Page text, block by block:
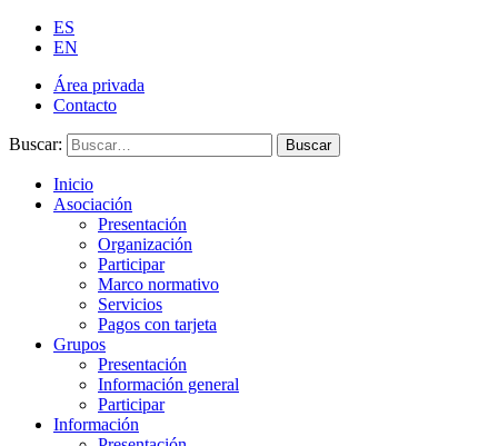
ES
EN
Área privada
Contacto
Buscar: Buscar
Inicio
Asociación
Presentación
Organización
Participar
Marco normativo
Servicios
Pagos con tarjeta
Grupos
Presentación
Información general
Participar
Información